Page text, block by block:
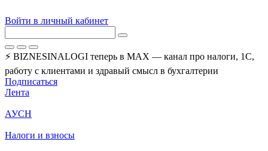
Войти в личный кабинет
⚡ BIZNESINALOGI теперь в MAX — канал про налоги, 1С,
работу с клиентами и здравый смысл в бухгалтерии
Подписаться
Лента
АУСН
Налоги и взносы